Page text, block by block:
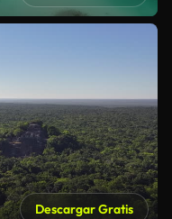
Descargar Gratis